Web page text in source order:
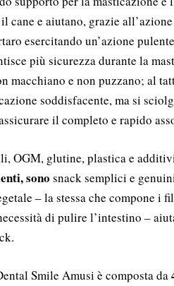
cane e aiutano, grazie
esercitando un’azione
più sicurezza durante la
macchiano e non puzzano; al
soddisfacente, ma si
il completo e rapido
OGM, glutine, plastica e
sono snack semplici e
– la stessa che compone i
di pulire l’intestino –
Smile Amusi è composta da